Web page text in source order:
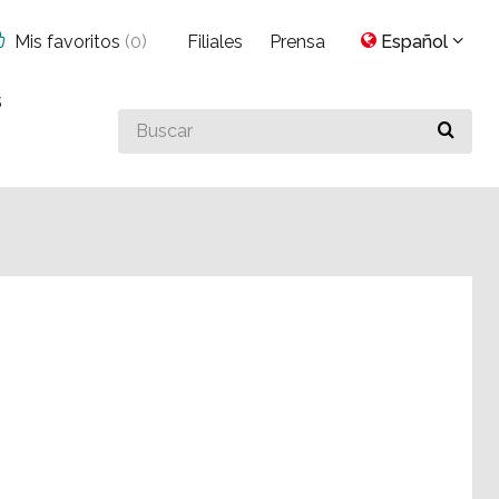
Buscar
algo
Mis favoritos (0) Filiales Prensa Español